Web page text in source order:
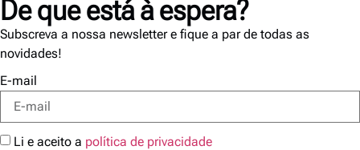
De que está à espera?
Subscreva a nossa newsletter e fique a par de todas as
novidades!
E-mail
Li e aceito a política de privacidade